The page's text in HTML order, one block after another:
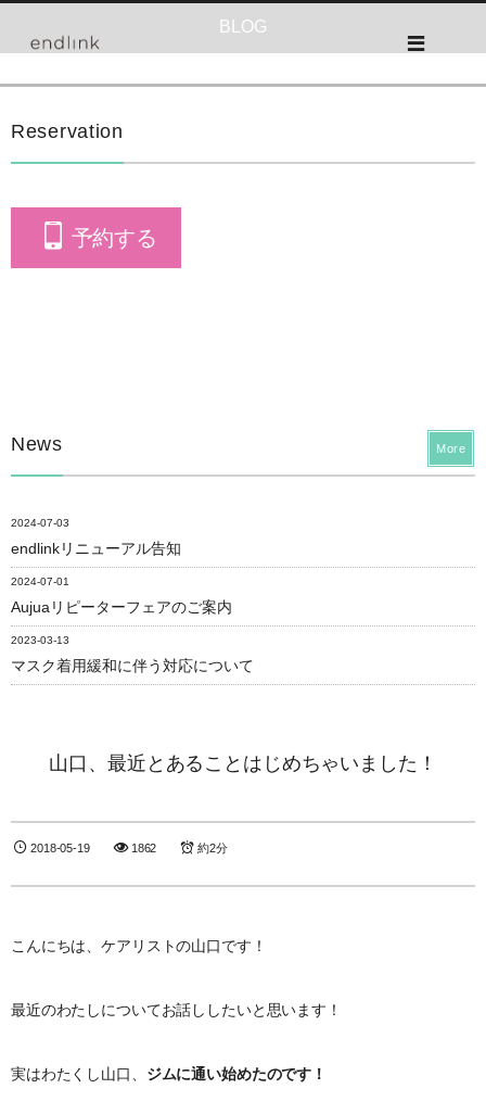
BLOG
Reservation
予約する
News
2024-07-03
endlinkリニューアル告知
2024-07-01
Aujuaリピーターフェアのご案内
2023-03-13
マスク着用緩和に伴う対応について
More
山口、最近とあることはじめちゃいました！
2018-05-19 1862 約2分
こんにちは、ケアリストの山口です！
最近のわたしについてお話ししたいと思います！
実はわたくし山口、 ジムに通い始めたのです！